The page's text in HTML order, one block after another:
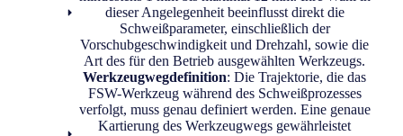
dieser Angelegenheit beeinflusst direkt die
Schweißparameter, einschließlich der
Vorschubgeschwindigkeit und Drehzahl, sowie die
Art des für den Betrieb ausgewählten Werkzeugs.
Werkzeugwegdefinition: Die Trajektorie, die das
FSW-Werkzeug während des Schweißprozesses
verfolgt, muss genau definiert werden. Eine genaue
Kartierung des Werkzeugwegs gewährleistet